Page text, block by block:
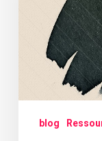
blog